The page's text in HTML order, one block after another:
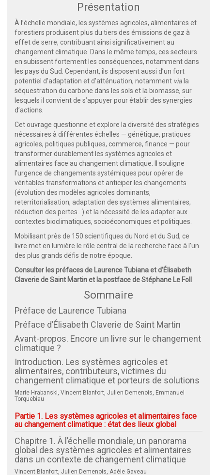
Présentation
À l’échelle mondiale, les systèmes agricoles, alimentaires et
forestiers produisent plus du tiers des émissions de gaz à
effet de serre, contribuant ainsi significativement au
changement climatique. Dans le même temps, ces secteurs
en subissent fortement les conséquences, notamment dans
les pays du Sud. Cependant, ils disposent aussi d’un fort
potentiel d’adaptation et d’atténuation, notamment via la
séquestration du carbone dans les sols et la biomasse, sur
lesquels il convient de s’appuyer pour établir des synergies
d’actions.
Cet ouvrage questionne et explore la diversité des stratégies
nécessaires à différentes échelles — génétique, pratiques
agricoles, politiques publiques, commerce, finance — pour
transformer durablement les systèmes agricoles et
alimentaires face au changement climatique. Il souligne
l’urgence de changements systémiques pour opérer de
véritables transformations et anticiper les changements
(évolution des modèles agricoles dominants,
reterritorialisation, adaptation des systèmes alimentaires,
réduction des pertes...) et la nécessité de les adapter aux
contextes bioclimatiques, socioéconomiques et politiques.
Mobilisant près de 150 scientifiques du Nord et du Sud, ce
livre met en lumière le rôle central de la recherche face à l’un
des plus grands défis de notre époque.
Consulter les préfaces de Laurence Tubiana et d'Élisabeth
Claverie de Saint Martin et la postface de Stéphane Le Foll
Sommaire
Préface de Laurence Tubiana
Préface d’Élisabeth Claverie de Saint Martin
Avant-propos. Encore un livre sur le changement
climatique ?
Introduction. Les systèmes agricoles et
alimentaires, contributeurs, victimes du
changement climatique et porteurs de solutions
Marie Hrabanski, Vincent Blanfort, Julien Demenois, Emmanuel
Torquebiau
Partie 1. Les systèmes agricoles et alimentaires face
au changement climatique : état des lieux global
Chapitre 1. À l’échelle mondiale, un panorama
global des systèmes agricoles et alimentaires
dans un contexte de changement climatique
Vincent Blanfort, Julien Demenois, Adèle Gaveau